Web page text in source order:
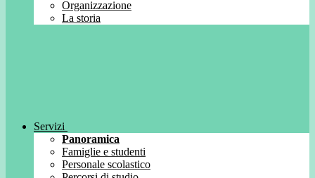
Organizzazione
La storia
Servizi
Panoramica
Famiglie e studenti
Personale scolastico